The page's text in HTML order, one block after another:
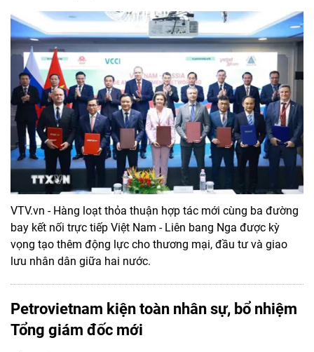
VTV.vn - Hàng loạt thỏa thuận hợp tác mới cùng ba đường
bay kết nối trực tiếp Việt Nam - Liên bang Nga được kỳ
vọng tạo thêm động lực cho thương mại, đầu tư và giao
lưu nhân dân giữa hai nước.
Petrovietnam kiện toàn nhân sự, bổ nhiệm
Tổng giám đốc mới